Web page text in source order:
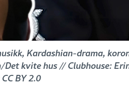
Kardashian-drama,
Det kvite hus // Clubhouse:
BY 2.0